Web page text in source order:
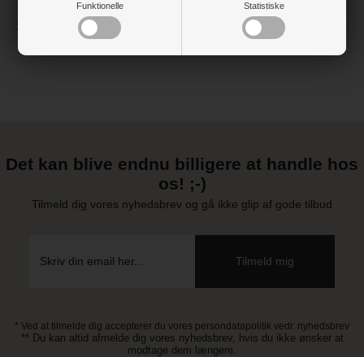
Funktionelle Statistiske
129 kr.
Det kan blive endnu billigere at handle hos
os! ;-)
Tilmeld dig vores nyhedsbrev og gå ikke glip af gode tilbud
* Ved at tilmelde dig accepterer du vores persondatapolitik vedr. nyhedsbrev
** Du kan altid afmelde dig vores nyhedsbrev, hvis du ikke ønsker at
modtage dem længere.